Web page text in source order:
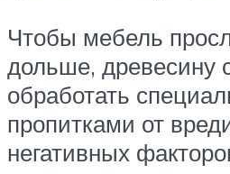
Чтобы мебель
дольше, древесину
обработать
пропитками от
негативных